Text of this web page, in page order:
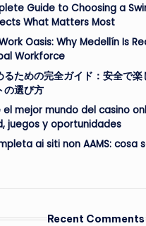
Guide to Choosing a
What Matters Most
Oasis: Why Medellín Is
Workforce
るための完全ガイド：安全で
の選び方
el mejor mundo del casino
juegos y oportunidades
ai siti non AAMS: cosa
Recent Comments